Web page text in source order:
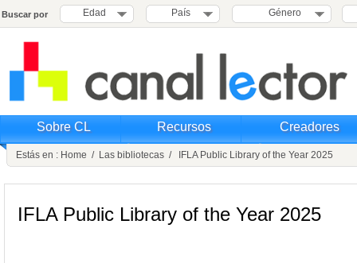
Buscar por Edad País Género
Sobre CL Recursos Creadores
Estás en : Home / Las bibliotecas / IFLA Public Library of the Year 2025
IFLA Public Library of the Year 2025